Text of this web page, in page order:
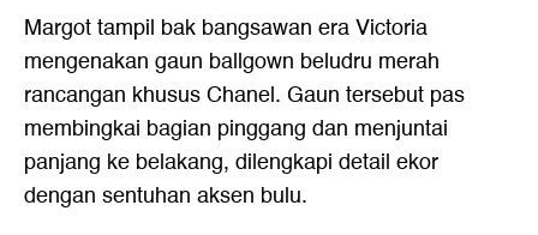
Margot tampil bak bangsawan era Victoria
mengenakan gaun ballgown beludru merah
rancangan khusus Chanel. Gaun tersebut pas
membingkai bagian pinggang dan menjuntai
panjang ke belakang, dilengkapi detail ekor
dengan sentuhan aksen bulu.